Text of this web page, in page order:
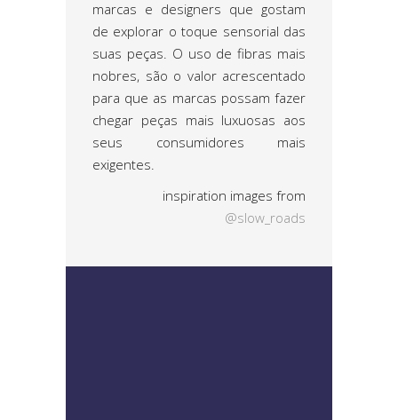
marcas e designers que gostam
de explorar o toque sensorial das
suas peças. O uso de fibras mais
nobres, são o valor acrescentado
para que as marcas possam fazer
chegar peças mais luxuosas aos
seus consumidores mais
exigentes.
inspiration images from
@slow_roads